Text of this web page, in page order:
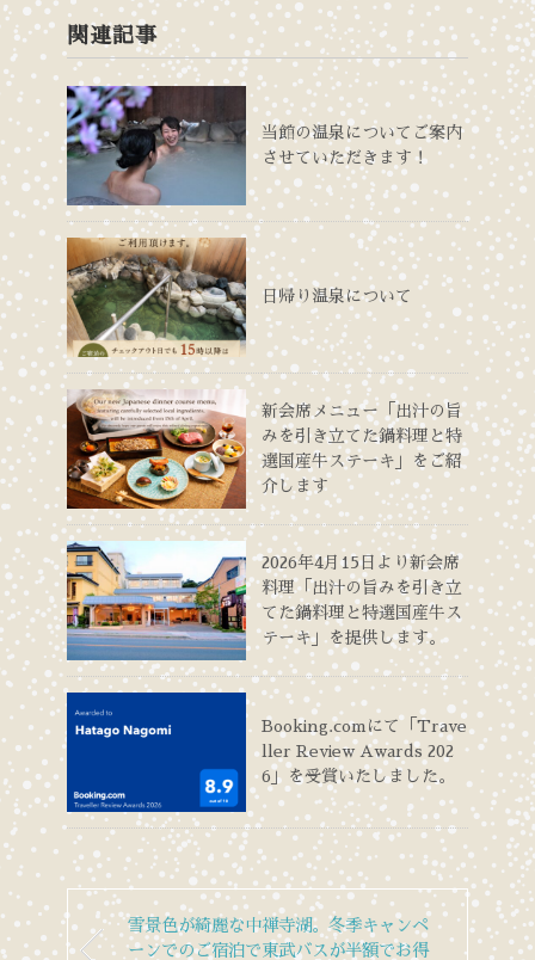
関連記事
当館の温泉についてご案内
させていただきます！
日帰り温泉について
新会席メニュー「出汁の旨
みを引き立てた鍋料理と特
選国産牛ステーキ」をご紹
介します
2026年4月15日より新会席
料理「出汁の旨みを引き立
てた鍋料理と特選国産牛ス
テーキ」を提供します。
Booking.comにて「Trave
ller Review Awards 202
6」を受賞いたしました。
雪景色が綺麗な中禅寺湖。冬季キャンペ
ーンでのご宿泊で東武バスが半額でお得